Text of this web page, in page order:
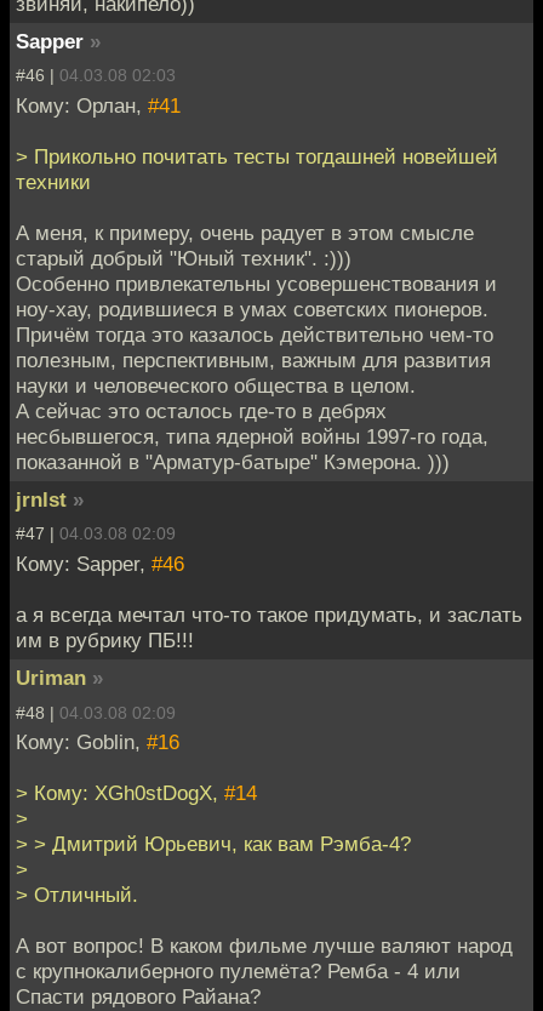
Sapper »
#46 | 04.03.08 02:03
Кому: Орлан, #41
> Прикольно почитать тесты тогдашней новейшей
техники
А меня, к примеру, очень радует в этом смысле
старый добрый "Юный техник". :)))
Особенно привлекательны усовершенствования и
ноу-хау, родившиеся в умах советских пионеров.
Причём тогда это казалось действительно чем-то
полезным, перспективным, важным для развития
науки и человеческого общества в целом.
А сейчас это осталось где-то в дебрях
несбывшегося, типа ядерной войны 1997-го года,
показанной в "Арматур-батыре" Кэмерона. )))
jrnlst »
#47 | 04.03.08 02:09
Кому: Sapper, #46
а я всегда мечтал что-то такое придумать, и заслать
им в рубрику ПБ!!!
Uriman »
#48 | 04.03.08 02:09
Кому: Goblin, #16
> Кому: XGh0stDogX, #14
>
> > Дмитрий Юрьевич, как вам Рэмба-4?
>
> Отличный.
А вот вопрос! В каком фильме лучше валяют народ
с крупнокалиберного пулемёта? Ремба - 4 или
Спасти рядового Райана?